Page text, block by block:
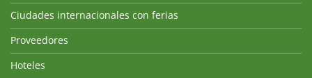
Ciudades internacionales con ferias
Proveedores
Hoteles